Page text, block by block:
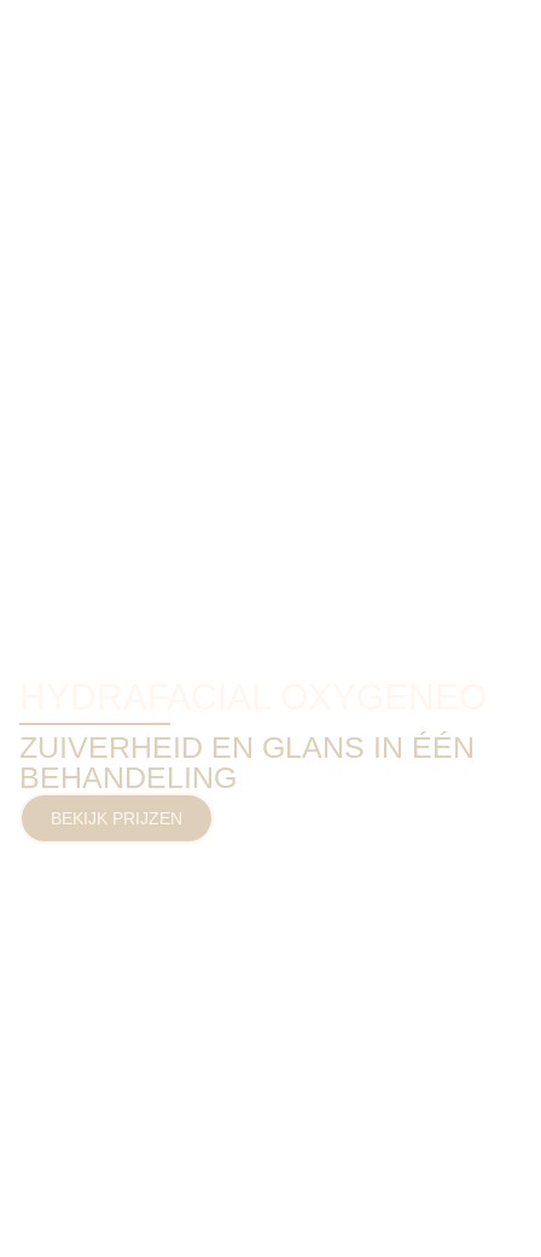
ZUIVERHEID EN GLANS IN ÉÉN
BEHANDELING
BEKIJK PRIJZEN